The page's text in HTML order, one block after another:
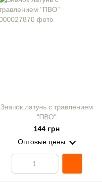
Значок латунь с травлением
"ПВО"
144 грн
Оптовые цены